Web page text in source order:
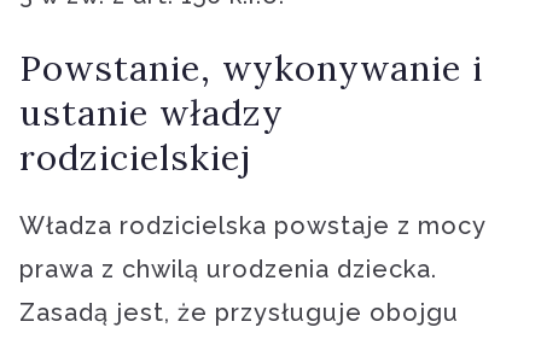
Powstanie, wykonywanie i
ustanie władzy
rodzicielskiej
Władza rodzicielska powstaje z mocy
prawa z chwilą urodzenia dziecka.
Zasadą jest, że przysługuje obojgu